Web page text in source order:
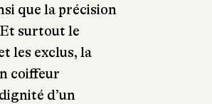
que la précision
surtout le
les exclus, la
coiffeur
d’un